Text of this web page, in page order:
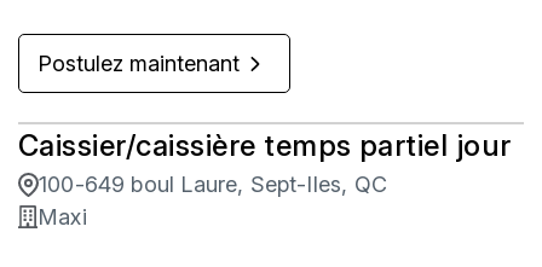
Postulez maintenant
Caissier/caissière temps partiel jour
100-649 boul Laure, Sept-Iles, QC
Maxi